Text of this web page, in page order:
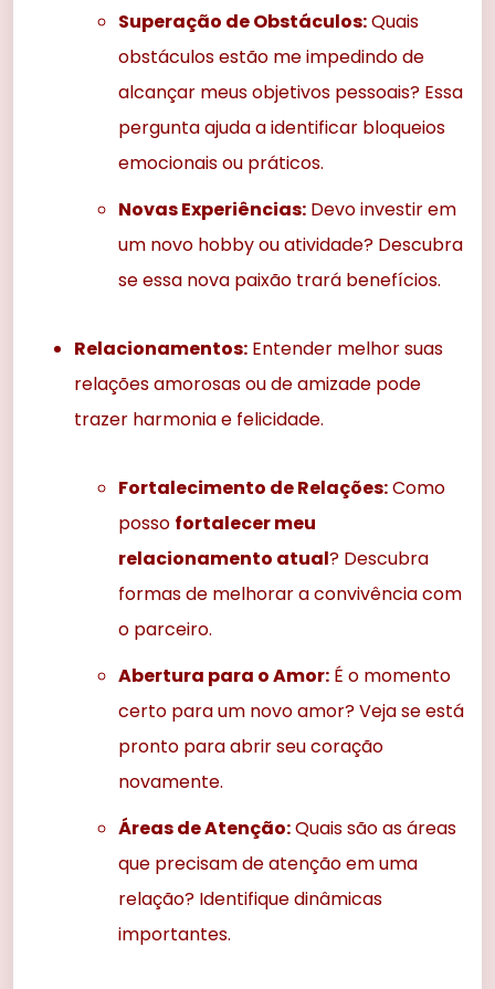
Superação de Obstáculos:Quais
obstáculos estão me impedindo de
alcançar meus objetivos pessoais? Essa
pergunta ajuda a identificar bloqueios
emocionais ou práticos.
Novas Experiências: Devo investir em
um novo hobby ou atividade? Descubra
se essa nova paixão trará benefícios.
Relacionamentos: Entender melhor suas
relações amorosas ou de amizade pode
trazer harmonia e felicidade.
Fortalecimento de Relações:Como
posso fortalecer meu
relacionamento atual? Descubra
formas de melhorar a convivência com
o parceiro.
Abertura para o Amor: É o momento
certo para um novo amor? Veja se está
pronto para abrir seu coração
novamente.
Áreas de Atenção:Quais são as áreas
que precisam de atenção em uma
relação? Identifique dinâmicas
importantes.